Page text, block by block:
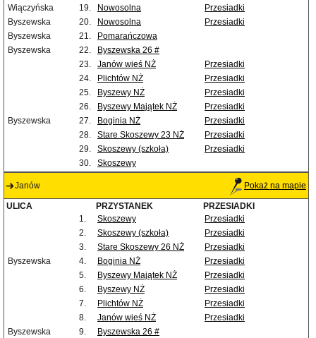
Wiączyńska
19. Nowosolna
Przesiadki
Byszewska
20. Nowosolna
Przesiadki
Byszewska
21.
Pomarańczowa
Byszewska
22.
Byszewska 26 #
23.
Janów wieś NŻ
Przesiadki
24.
Plichtów NŻ
Przesiadki
25.
Byszewy NŻ
Przesiadki
26.
Byszewy Majątek NŻ
Przesiadki
Byszewska
27. Boginia NŻ
Przesiadki
28.
Stare Skoszewy 23 NŻ
Przesiadki
29.
Skoszewy (szkoła)
Przesiadki
30.
Skoszewy
Janów Pokaż na mapie
ULICA PRZYSTANEK
PRZESIADKI
1.
Skoszewy
Przesiadki
2.
Skoszewy (szkoła)
Przesiadki
3.
Stare Skoszewy 26 NŻ
Przesiadki
Byszewska
4. Boginia NŻ
Przesiadki
5.
Byszewy Majątek NŻ
Przesiadki
6.
Byszewy NŻ
Przesiadki
7.
Plichtów NŻ
Przesiadki
8.
Janów wieś NŻ
Przesiadki
Byszewska
9.
Byszewska 26 #